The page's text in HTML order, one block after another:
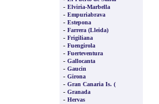
- Elviria-Marbella
- Empuriabrava
- Estepona
- Farrera (Lleida)
- Frigiliana
- Fuengirola
- Fuerteventura
- Gallocanta
- Gaucin
- Girona
- Gran Canaria Is. (
- Granada
- Hervas